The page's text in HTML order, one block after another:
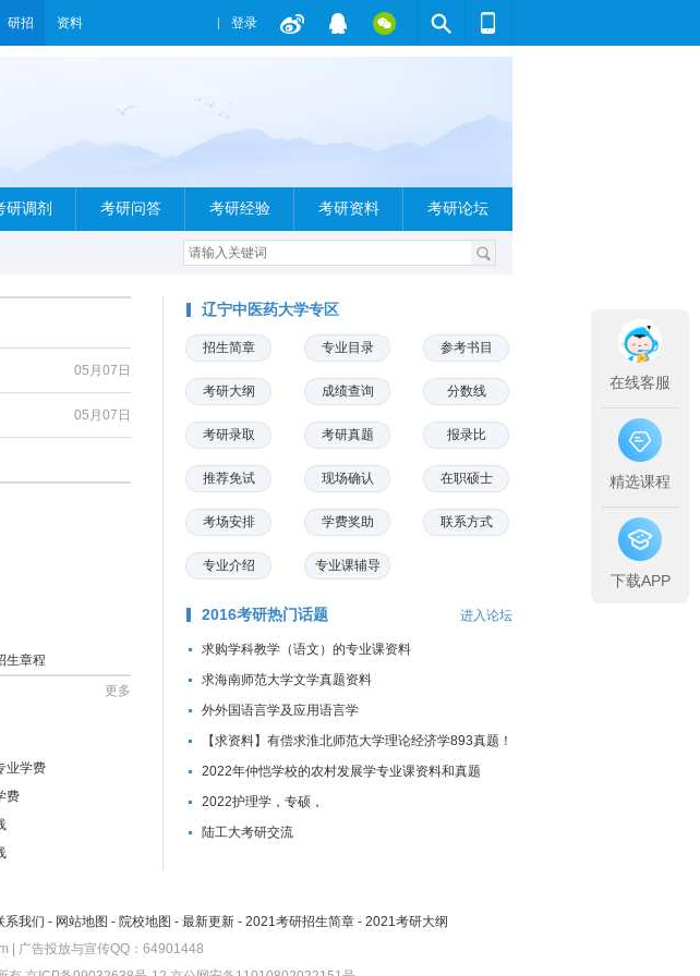
研招 资料 登录
研调剂 考研问答 考研经验 考研资料 考研论坛
05月07日
05月07日
生章程
更多
业学费
费
辽宁中医药大学专区
招生简章 专业目录 参考书目
考研大纲 成绩查询 分数线
考研录取 考研真题 报录比
推荐免试 现场确认 在职硕士
考场安排 学费奖助 联系方式
专业介绍 专业课辅导
2016考研热门话题 进入论坛
求购学科教学（语文）的专业课资料
求海南师范大学文学真题资料
外外国语言学及应用语言学
【求资料】有偿求淮北师范大学理论经济学893真题！
2022年仲恺学校的农村发展学专业课资料和真题
2022护理学，专硕，
陆工大考研交流
系我们 - 网站地图 - 院校地图 - 最新更新 - 2021考研招生简章 - 2021考研大纲
| 广告投放与宣传QQ：64901448
在线客服
精选课程
下载APP